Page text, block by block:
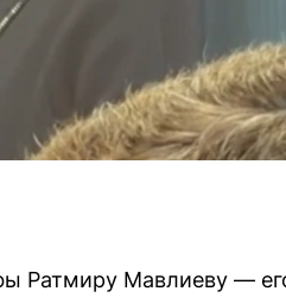
Ратмиру Мавлиеву —